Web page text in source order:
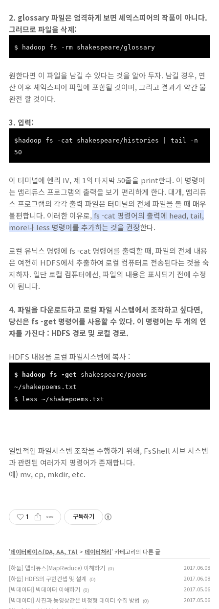
2. glossary 파일은 엄격하게 보면 셰익스피어의 작품이 아니다.
그러므로 파일을 삭제:
$ hadoop fs -rm shakespeare/glossary
원한다면 이 파일을 남길 수 있다는 것을 알아 두자. 남길 경우, 연
산 이후 셰익스피어 파일에 포함될 것이며, 그리고 결과가 약간 불
완전 할 것이다.
3. 입력:
$hadoop fs -cat shakespeare/histories | tail -n
50
이 터미널에 헨리 IV, 제 1의 마지막 50줄을 print한다. 이 명령어
는 맵리듀스 프로그램의 출력을 보기 편리하게 한다. 대개, 맵리듀
스 프로그램의 각각 출력 파일은 터미널의 전체 파일을 볼 때 매우
불편합니다. 이러한 이유로,fs -cat 명령어의 출력에 head, tail,
more나 less 명령어를 추가하는 것을 권장한다.
로컬 유닉스 명령에 fs -cat 명령어를 출력할 때, 파일의 전체 내용
은 여전히 HDFS에서 추출하여 로컬 컴퓨터로 전송된다는 것을 숙
지하자. 일단 로컬 컴퓨터에선, 파일의 내용은 표시되기 전에 수정
이 됩니다.
4. 파일을 다운로드하고 로컬 파일 시스템에서 조작하고 싶다면,
당신은 fs -get 명령어를 사용할 수 있다. 이 명령어는 두 개의 인
자를 가진다 : HDFS 경로 및 로컬 경로.
HDFS 내용을 로컬 파일시스템에 복사 :
$ hadoop fs -get shakespeare/poems
~/shakepoems.txt
$ less ~/shakepoems.txt
일반적인 파일시스템 조작을 수행하기 위해, FsShell 서브 시스템
과 관련된 여러가지 명령어가 존재합니다.
예) mv, cp, mkdir, etc.
1 구독하기
'데이터베이스(DA, AA, TA) > 데이터처리' 카테고리의 다른 글
[하둡] 맵리듀스(MapReduce) 이해하기
(0) 2017.06.08
[하둡] HDFS의 구현컨셉 및 설계 (0) 2017.06.08
[빅데이터] 빅데이터 이해하기 (0) 2017.05.06
[빅데이터] 사진과 동영상같은 비정형 데이터 수집 방법 (0) 2017.05.06